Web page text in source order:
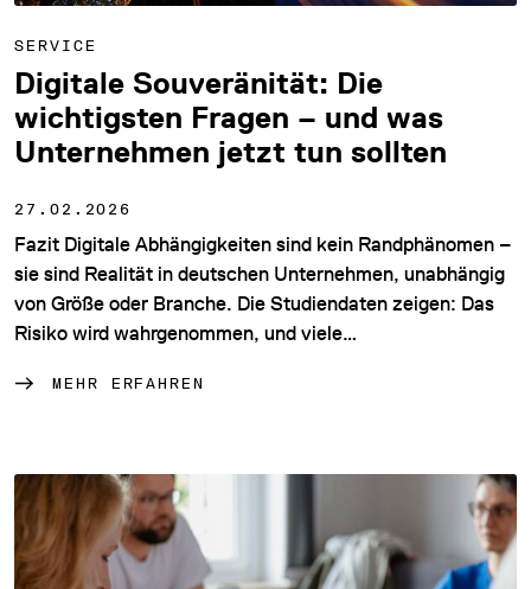
SERVICE
Digitale Souveränität: Die
wichtigsten Fragen – und was
Unternehmen jetzt tun sollten
27.02.2026
Fazit Digitale Abhängigkeiten sind kein Randphänomen –
sie sind Realität in deutschen Unternehmen, unabhängig
von Größe oder Branche. Die Studiendaten zeigen: Das
Risiko wird wahrgenommen, und viele…
MEHR ERFAHREN